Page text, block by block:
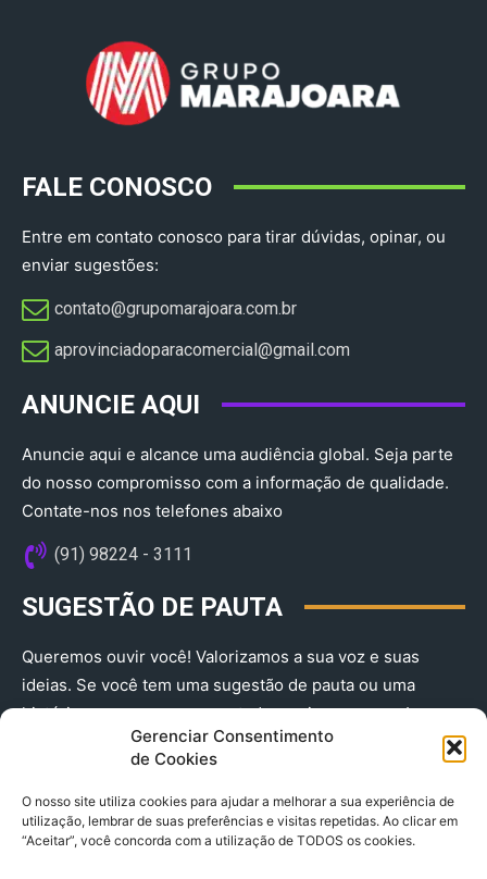
Gerenciar Consentimento
de Cookies
O nosso site utiliza cookies para ajudar a melhorar a sua experiência de
utilização, lembrar de suas preferências e visitas repetidas. Ao clicar em
“Aceitar”, você concorda com a utilização de TODOS os cookies.
FALE CONOSCO
Entre em contato conosco para tirar dúvidas, opinar, ou
enviar sugestões:
contato@grupomarajoara.com.br
aprovinciadoparacomercial@gmail.com​
ANUNCIE AQUI
Anuncie aqui e alcance uma audiência global. Seja parte
do nosso compromisso com a informação de qualidade.
Contate-nos nos telefones abaixo
(91) 98224 - 3111
SUGESTÃO DE PAUTA
Queremos ouvir você! Valorizamos a sua voz e suas
ideias. Se você tem uma sugestão de pauta ou uma
história que merece ser contada, envie-nos agora!
(91) 98224 - 3111